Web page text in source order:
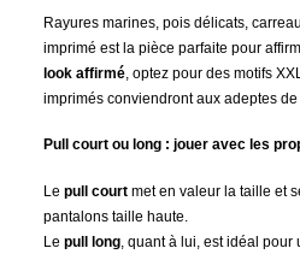
Rayures marines, pois délicats,
imprimé est la pièce parfaite pour
look affirmé, optez pour des motifs
imprimés conviendront aux adeptes
Pull court ou long : jouer avec les
Le pull court met en valeur la taille et
pantalons taille haute.
Le pull long , quant à lui, est idéal pour